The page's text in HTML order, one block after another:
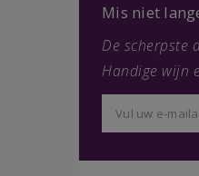
Mis niet
De scherpste
Handige wijn